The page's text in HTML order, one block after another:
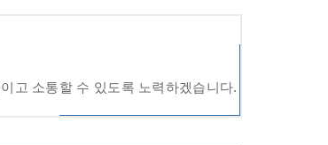
고 소통할 수 있도록 노력하겠습니다.